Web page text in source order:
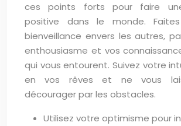
ces points forts pour faire
positive dans le monde.
bienveillance envers les autres,
enthousiasme et vos
qui vous entourent. Suivez votre
en vos rêves et ne vous
décourager par les obstacles.
Utilisez votre optimisme pour